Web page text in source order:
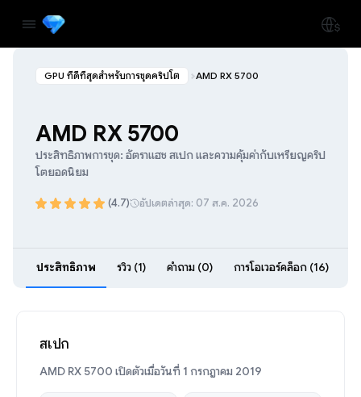
GPU ที่ดีที่สุดสำหรับการขุดคริปโต AMD RX 5700
AMD RX 5700
ประสิทธิภาพการขุด: อัตราแฮช สเปก และความคุ้มค่ากับเหรียญคริป
โตยอดนิยม
(4.7) อัปเดตล่าสุด: 07 ส.ค. 2026
ประสิทธิภาพ รีวิว (1) คำถาม (0) การโอเวอร์คล็อก (16)
สเปก
AMD RX 5700 เปิดตัวเมื่อวันที่ 1 กรกฎาคม 2019